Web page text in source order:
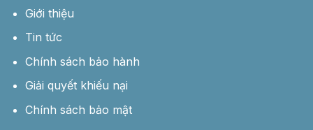
Giới thiệu
Tin tức
Chính sách bảo hành
Giải quyết khiếu nại
Chính sách bảo mật